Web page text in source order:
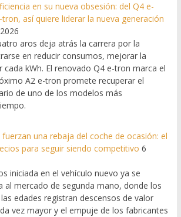
en su nueva obsesión: del Q4 e-
así quiere liderar la nueva generación
aros deja atrás la carrera por la
en reducir consumos, mejorar la
cada kWh. El renovado Q4 e-tron marca el
A2 e-tron promete recuperar el
de uno de los modelos más
una rebaja del coche de ocasión: el
para seguir siendo competitivo 6
iniciada en el vehículo nuevo ya se
al mercado de segunda mano, donde los
edades registran descensos de valor
vez mayor y el empuje de los fabricantes